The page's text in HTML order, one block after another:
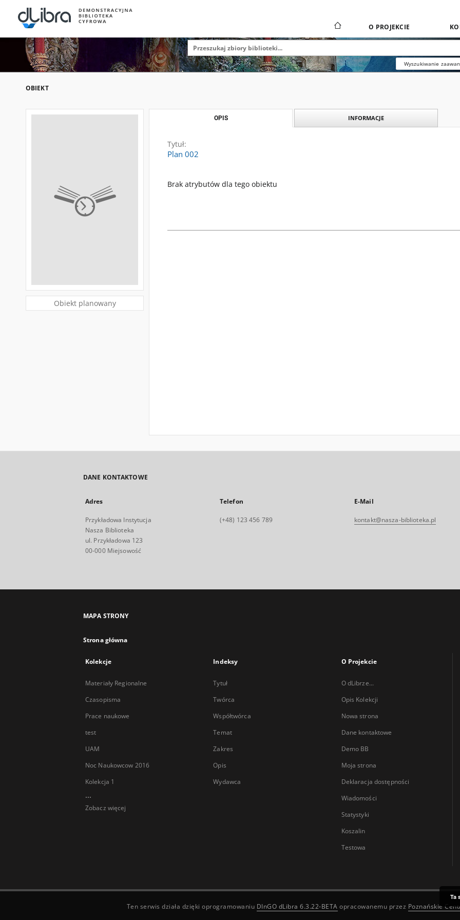
O PROJEKCIE
Wyszukiwanie
OBIEKT
Obiekt planowany
OPIS INFORMACJE
Tytuł:
Plan 002
Brak atrybutów dla tego obiektu
DANE KONTAKTOWE
Adres
Przykładowa Instytucja
Nasza Biblioteka
ul. Przykładowa 123
00-000 Miejsowość
Telefon
(+48) 123 456 789
E-Mail
kontakt@nasza-biblioteka.pl
MAPA STRONY
Strona główna
Kolekcje
Materiały Regionalne
Czasopisma
Prace naukowe
test
UAM
Noc Naukowcow 2016
Kolekcja 1
...
Zobacz więcej
Indeksy
Tytuł
Twórca
Współtwórca
Temat
Zakres
Opis
Wydawca
O Projekcie
O dLibrze...
Opis Kolekcji
Nowa strona
Dane kontaktowe
Demo BB
Moja strona
Deklaracja dostępności
Wiadomości
Statystyki
Koszalin
Testowa
Ten serwis działa dzięki oprogramowaniu DInGO dLibra 6.3.22-BETA opracowanemu przez Poznańskie
Ta